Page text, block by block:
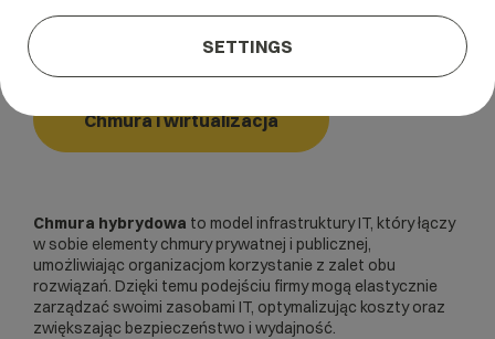
Chmura hybrydowa
Chmura i wirtualizacja
Chmura hybrydowa to model infrastruktury IT, który łączy
w sobie elementy chmury prywatnej i publicznej,
umożliwiając organizacjom korzystanie z zalet obu
rozwiązań. Dzięki temu podejściu firmy mogą elastycznie
zarządzać swoimi zasobami IT, optymalizując koszty oraz
zwiększając bezpieczeństwo i wydajność.
SETTINGS